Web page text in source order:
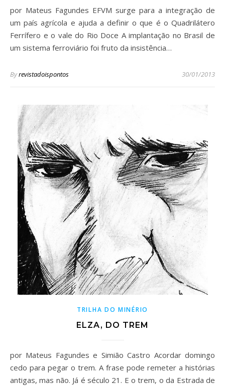
por Mateus Fagundes EFVM surge para a integração de
um país agrícola e ajuda a definir o que é o Quadrilátero
Ferrífero e o vale do Rio Doce A implantação no Brasil de
um sistema ferroviário foi fruto da insistência…
Byrevistadoispontos 30/01/2013
TRILHA DO MINÉRIO
ELZA, DO TREM
por Mateus Fagundes e Simião Castro Acordar domingo
cedo para pegar o trem. A frase pode remeter a histórias
antigas, mas não. Já é século 21. E o trem, o da Estrada de